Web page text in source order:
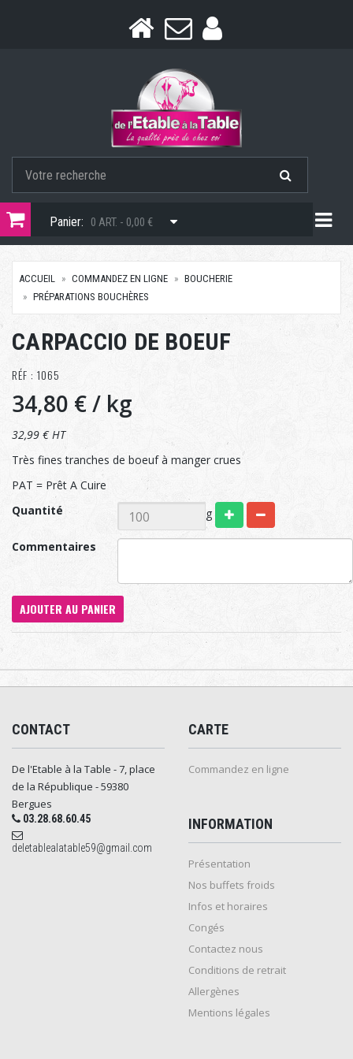
Panier: 0 ART. - 0,00 €
ACCUEIL COMMANDEZ EN LIGNE
BOUCHERIE
PRÉPARATIONS BOUCHÈRES
CARPACCIO DE BOEUF
RÉF : 1065
34,80 €/ kg
32,99 € HT
Très fines tranches de boeuf à manger crues
PAT = Prêt A Cuire
Quantité
g
Commentaires
AJOUTER AU PANIER
CONTACT
De l'Etable à la Table - 7, place
de la République - 59380
Bergues
03.28.68.60.45
deletablealatable59@gmail.com
CARTE
Commandez en ligne
INFORMATION
Présentation
Nos buffets froids
Infos et horaires
Congés
Contactez nous
Conditions de retrait
Allergènes
Mentions légales